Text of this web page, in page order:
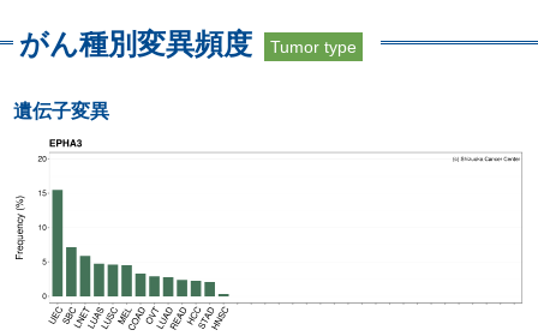
がん種別変異頻度 Tumor type
遺伝子変異